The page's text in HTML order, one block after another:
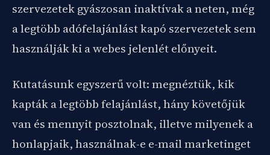
szervezetek gyászosan inaktívak a neten, még
a legtöbb adófelajánlást kapó szervezetek sem
használják ki a webes jelenlét előnyeit.
Kutatásunk egyszerű volt: megnéztük, kik
kapták a legtöbb felajánlást, hány követőjük
van és mennyit posztolnak, illetve milyenek a
honlapjaik, használnak-e e-mail marketinget